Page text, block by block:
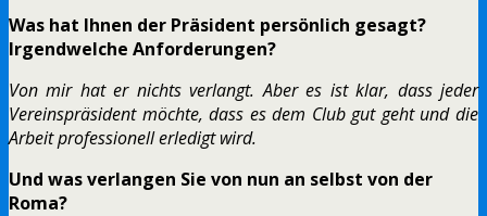
Was hat Ihnen der Präsident persönlich gesagt?
Irgendwelche Anforderungen?
Von mir hat er nichts verlangt. Aber es ist klar, dass jeder
Vereinspräsident möchte, dass es dem Club gut geht und die
Arbeit professionell erledigt wird.
Und was verlangen Sie von nun an selbst von der
Roma?